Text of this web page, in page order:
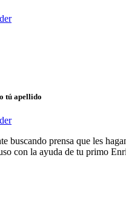
tú apellido
buscando prensa que les
con la ayuda de tu primo